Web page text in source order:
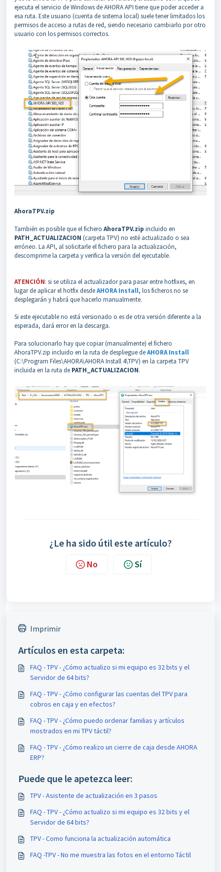
ejecuta el servicio de Windows de AHORA API tiene que poder acceder a
esa ruta. Este usuario (cuenta de sistema local) suele tener limitados los
permisos de acceso a rutas de red, siendo necesario cambiarlo por otro
usuario con los permisos correctos.
AhoraTPV.zip
También es posible que el fichero AhoraTPV.zip incluido en
PATH_ACTUALIZACION (carpeta TPV) no esté actualizado o sea
erróneo. La API, al solicitarle el fichero para la actualización,
descomprime la carpeta y verifica la versión del ejecutable.
ATENCIÓN: si se utiliza el actualizador para pasar entre hotfixes, en
lugar de aplicar el hotfix desdeAHORA Install, los ficheros no se
desplegarán y habrá que hacerlo manualmente.
Si este ejecutable no está versionado o es de otra versión diferente a la
esperada, dará error en la descarga.
Para solucionarlo hay que copiar (manualmente) el fichero
AhoraTPV.zip incluido en la ruta de despliegue deAHORA Install
(C:\Program Files\AHORA\AHORA Install 4\TPV) en la carpeta TPV
incluida en la ruta de PATH_ACTUALIZACION.
¿Le ha sido útil este artículo?
No Sí
Imprimir
Artículos en esta carpeta:
FAQ - TPV - ¿Cómo actualizo si mi equipo es 32 bits y el
Servidor de 64 bits?
FAQ - TPV - ¿Cómo configurar las cuentas del TPV para
cobros en caja y en efectos?
FAQ - TPV - ¿Cómo puedo ordenar familias y artículos
mostrados en mi TPV táctil?
FAQ - TPV - ¿Cómo realizo un cierre de caja desde AHORA
ERP?
Puede que le apetezca leer:
TPV - Asistente de actualización en 3 pasos
FAQ - TPV - ¿Cómo actualizo si mi equipo es 32 bits y el
Servidor de 64 bits?
TPV - Como funciona la actualización automática
FAQ -TPV - No me muestra las fotos en el entorno Táctil